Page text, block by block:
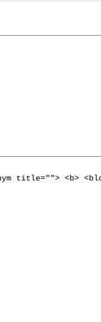
title=""> <b>